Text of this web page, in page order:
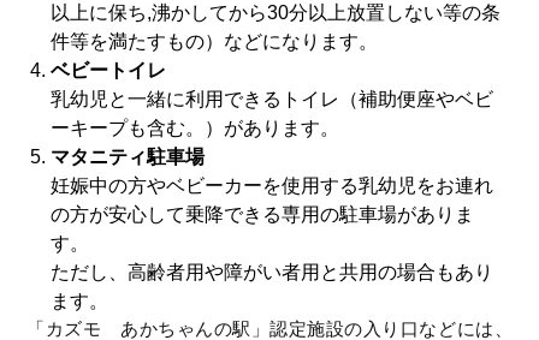
以上に保ち,沸かしてから30分以上放置しない等の条
件等を満たすもの）などになります。
ベビートイレ
乳幼児と一緒に利用できるトイレ（補助便座やベビ
ーキープも含む。）があります。
マタニティ駐車場
妊娠中の方やベビーカーを使用する乳幼児をお連れ
の方が安心して乗降できる専用の駐車場がありま
す。
ただし、高齢者用や障がい者用と共用の場合もあり
ます。
「カズモ あかちゃんの駅」認定施設の入り口などには、